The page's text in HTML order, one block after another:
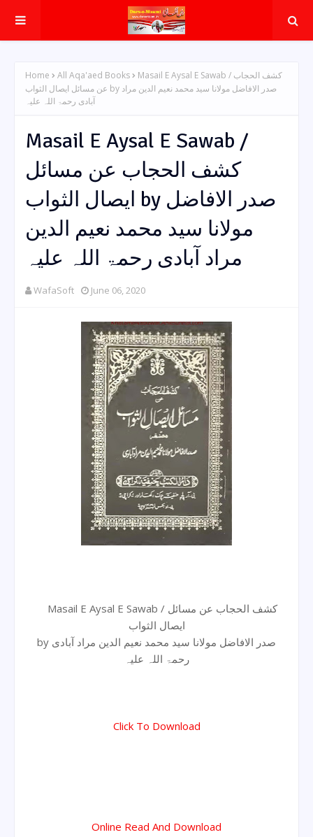
Home All Aqa'aed Books
Masail E Aysal E Sawab / کشف الحجاب
عن مسائل ایصال الثواب by صدر الافاضل مولانا سید محمد نعیم الدین مراد
آبادی رحمۃ اللہ علیہ
Masail E Aysal E Sawab /
کشف الحجاب عن مسائل
ایصال الثواب by صدر الافاضل
مولانا سید محمد نعیم الدین
مراد آبادی رحمۃ اللہ علیہ
WafaSoft June 06, 2020
Masail E Aysal E Sawab / کشف الحجاب عن مسائل
ایصال الثواب
by صدر الافاضل مولانا سید محمد نعیم الدین مراد آبادی
رحمۃ اللہ علیہ
Click To Download
Online Read And Download